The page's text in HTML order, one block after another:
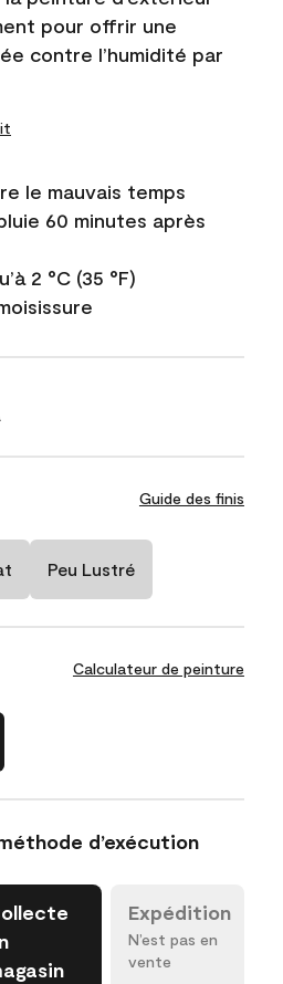
pour offrir une
contre l’humidité par
le mauvais temps
60 minutes après
2 °C (35 °F)
Guide des finis
Peu Lustré
Calculateur de peinture
d’exécution
Expédition
N’est pas en
vente